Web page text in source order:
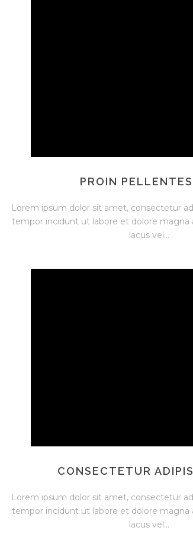
PROIN
Lorem ipsum dolor sit amet, consectetur
tempor incidunt ut labore et dolore magna
lacus vel...
CONSECTETUR
Lorem ipsum dolor sit amet, consectetur
tempor incidunt ut labore et dolore magna
lacus vel...